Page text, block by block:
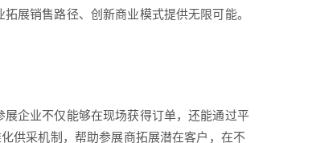
展销售路径、创新商业模式提供无限可能。
企业不仅能够在现场获得订单，还能通过平
供采机制，帮助参展商拓展潜在客户，在不